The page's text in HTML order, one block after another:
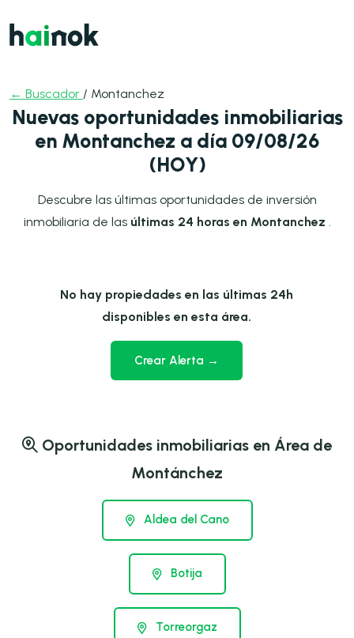
← Buscador / Montanchez
Nuevas oportunidades inmobiliarias
en Montanchez a día 09/08/26
(HOY)
Descubre las últimas oportunidades de inversión
inmobiliaria de las últimas 24 horas en Montanchez
No hay propiedades en las últimas 24h
disponibles en esta área.
Crear Alerta →
Oportunidades inmobiliarias en Área de
Montánchez
Aldea del Cano
Botija
Torreorgaz